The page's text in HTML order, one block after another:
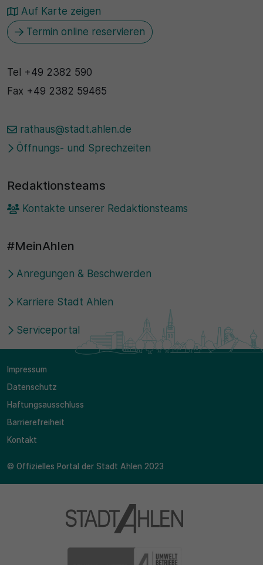
Auf Karte zeigen
Termin online reservieren
Tel +49 2382 590
Fax +49 2382 59465
rathaus@stadt.ahlen.de
Öffnungs- und Sprechzeiten
Redaktionsteams
Kontakte unserer Redaktionsteams
#MeinAhlen
Anregungen & Beschwerden
Karriere Stadt Ahlen
Serviceportal
Impressum
Datenschutz
Haftungsausschluss
Barrierefreiheit
Kontakt
© Offizielles Portal der Stadt Ahlen 2023